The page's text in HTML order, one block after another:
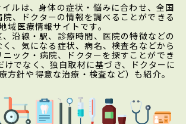
イルは、身体の症状・悩みに合わせ、全国
、ドクターの情報を調べることができる
域医療情報サイトです。
沿線・駅、診療時間、医院の特徴などの
、気になる症状、病名、検査名などから
ック・病院、ドクターを探すことができ
けでなく、独自取材に基づき、ドクターに
方針や得意な治療・検査など）も紹介。